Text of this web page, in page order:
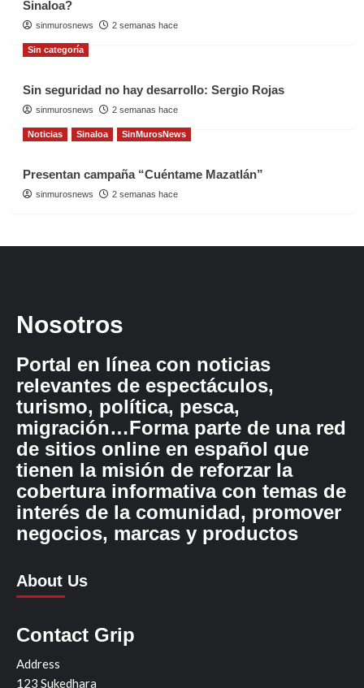
Sinaloa?
sinmurosnews 2 semanas hace
Sin categoría
Sin seguridad no hay desarrollo: Sergio Rojas
sinmurosnews 2 semanas hace
Noticias Sinaloa SinMurosNews
Presentan campaña “Cuéntame Mazatlán”
sinmurosnews 2 semanas hace
Nosotros
Portal en línea con noticias
relevantes de espectáculos,
turismo, política, pesca,
migración…Forma parte de una red
de sitios online en español que
tienen la misión de reforzar la
cobertura informativa con temas de
interés de la comunidad, promover
negocios, marcas y productos
About Us
Contact Grip
Address
123 Sukedhara